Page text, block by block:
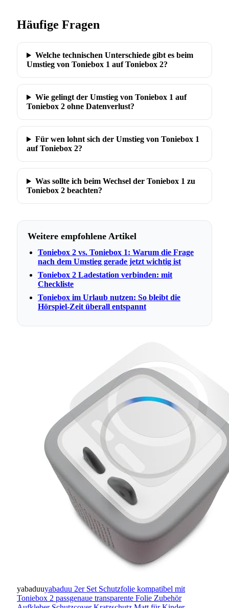
Häufige Fragen
Welche technischen Unterschiede gibt es beim
Umstieg von Toniebox 1 auf Toniebox 2?
Wie gelingt der Umstieg von Toniebox 1 auf
Toniebox 2 ohne Datenverlust?
Für wen lohnt sich der Umstieg von Toniebox 1
auf Toniebox 2?
Was sollte ich beim Wechsel der Toniebox 1 zu
Toniebox 2 beachten?
Weitere empfohlene Artikel
Toniebox 2 vs. Toniebox 1: Warum die Frage
nach dem Umstieg gerade jetzt wichtig ist
Toniebox 2 Ladestation verbinden: mit
Checkliste
Toniebox im Urlaub nutzen: So bleibt die
Hörspiel-Zeit überall entspannt
yabaduuyabaduu 2er Set Schutzfolie kompatibel mit
Toniebox 2 passgenaue transparente Folie Zubehör